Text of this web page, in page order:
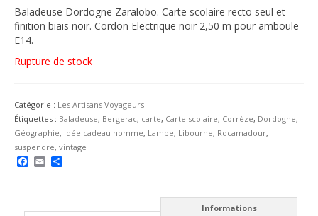
Baladeuse Dordogne Zaralobo. Carte scolaire recto seul et
finition biais noir. Cordon Electrique noir 2,50 m pour amboule
E14.
Rupture de stock
Catégorie : Les Artisans Voyageurs
Étiquettes : Baladeuse, Bergerac, carte, Carte scolaire, Corrèze, Dordogne,
Géographie, Idée cadeau homme, Lampe, Libourne, Rocamadour,
suspendre, vintage
Facebook
Email
Informations